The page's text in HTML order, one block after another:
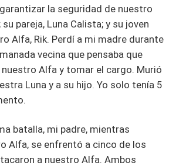
la seguridad de nuestro
pareja, Luna Calista; y su joven
Alfa, Rik. Perdí a mi madre durante
vecina que pensaba que
Alfa y tomar el cargo. Murió
Luna y a su hijo. Yo solo tenía 5
batalla, mi padre, mientras
Alfa, se enfrentó a cinco de los
a nuestro Alfa. Ambos